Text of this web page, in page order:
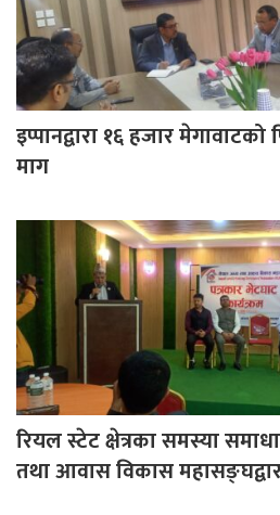
इप्पानद्वारा १६ हजार
माग
रियल स्टेट क्षेत्रका समस्या
तथा आवास विकास